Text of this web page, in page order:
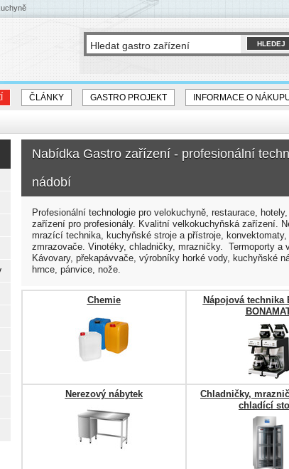
ČLÁNKY GASTRO PROJEKT INFORMACE O
Nabídka Gastro zařízení - profesionální
nádobí
Profesionální technologie pro velokuchyně, restaurace,
zařízení pro profesionály. Kvalitní velkokuchyňská zařízení.
mrazící technika, kuchyňské stroje a přístroje,
zmrazovače. Vinotéky, chladničky, mrazničky. Termoporty
Kávovary, překapávvače, výrobníky horké vody, kuchyňské
hrnce, pánvice, nože.
Chemie
Nápojová technika
Nerezový nábytek
Chladničky,
chladící